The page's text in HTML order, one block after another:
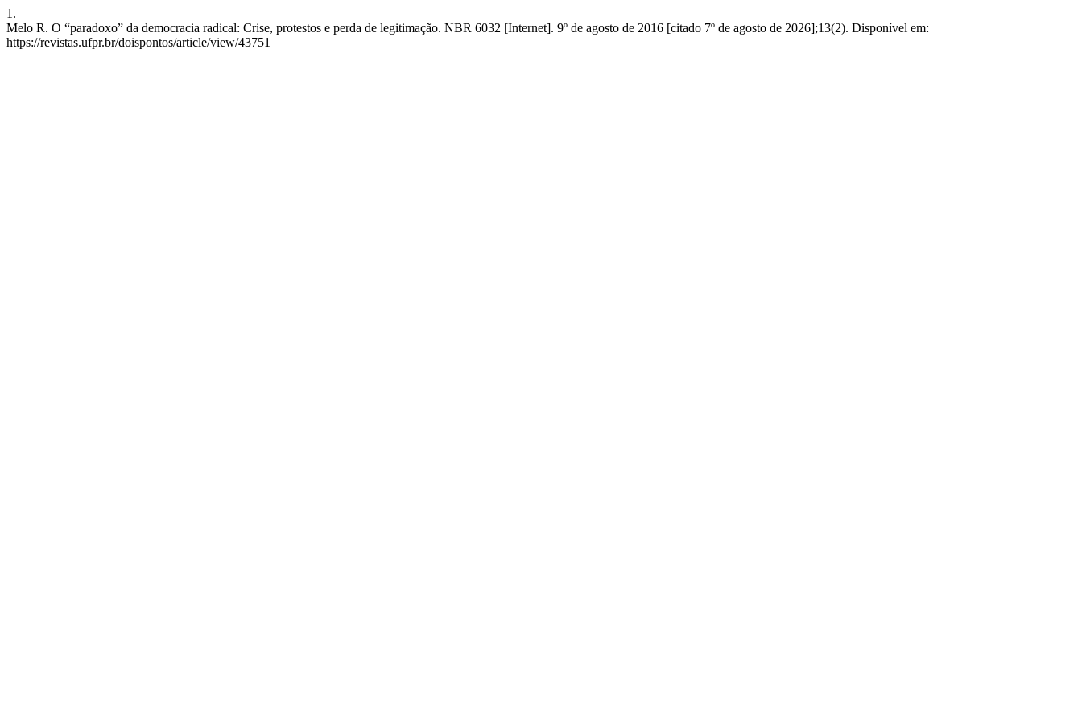
1.
Melo R. O “paradoxo” da democracia radical: Crise, protestos e perda de legitimação. NBR 6032 [Internet]. 9º de agosto de 2016 [citado 7º de agosto de 2026];13(2). Disponível em:
https://revistas.ufpr.br/doispontos/article/view/43751